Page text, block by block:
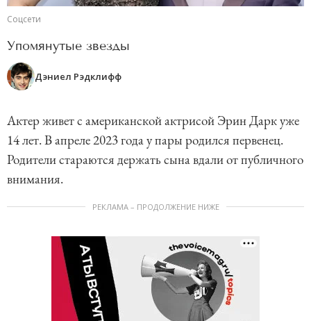
Соцсети
Упомянутые звезды
Дэниел Рэдклифф
Актер живет с американской актрисой Эрин Дарк уже
14 лет. В апреле 2023 года у пары родился первенец.
Родители стараются держать сына вдали от публичного
внимания.
РЕКЛАМА – ПРОДОЛЖЕНИЕ НИЖЕ